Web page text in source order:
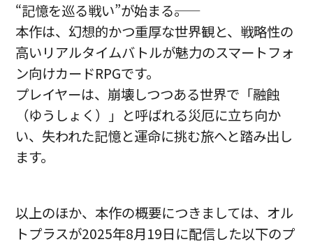
“記憶を巡る戦い”が始まる――。
本作は、幻想的かつ重厚な世界観と、戦略性の
高いリアルタイムバトルが魅力のスマートフォ
ン向けカードRPGです。
プレイヤーは、崩壊しつつある世界で「融蝕
（ゆうしょく）」と呼ばれる災厄に立ち向か
い、失われた記憶と運命に挑む旅へと踏み出し
ます。
以上のほか、本作の概要につきましては、オル
トプラスが2025年8月19日に配信した以下のプ